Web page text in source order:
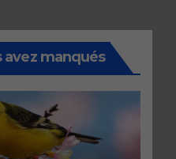
avez manqués